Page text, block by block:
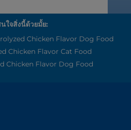
ใจสิ่งนี้ด้วยมั้ย:
Chicken Flavor Dog Food
Chicken Flavor Cat Food
Chicken Flavor Dog Food